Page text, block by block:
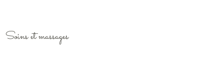
Soins et massages